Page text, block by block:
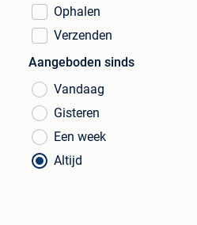
Ophalen
Verzenden
Aangeboden sinds
Vandaag
Gisteren
Een week
Altijd